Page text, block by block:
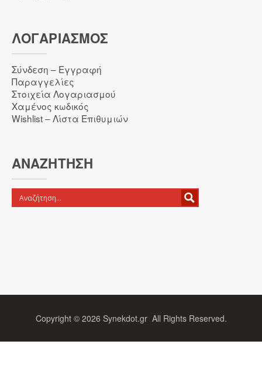
ΛΟΓΑΡΙΑΣΜΌΣ
Σύνδεση – Εγγραφή
Παραγγελίες
Στοιχεία Λογαριασμού
Χαμένος κωδικός
Wishlist – Λίστα Επιθυμιών
ΑΝΑΖΉΤΗΣΗ
Copyright © 2026 Synekdot.gr All Rights Reserved.